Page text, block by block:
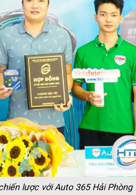
lược với Auto 365 Hải Phòng